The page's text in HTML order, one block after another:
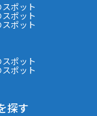
ポット
ポット
ポット
ポット
ポット
探す